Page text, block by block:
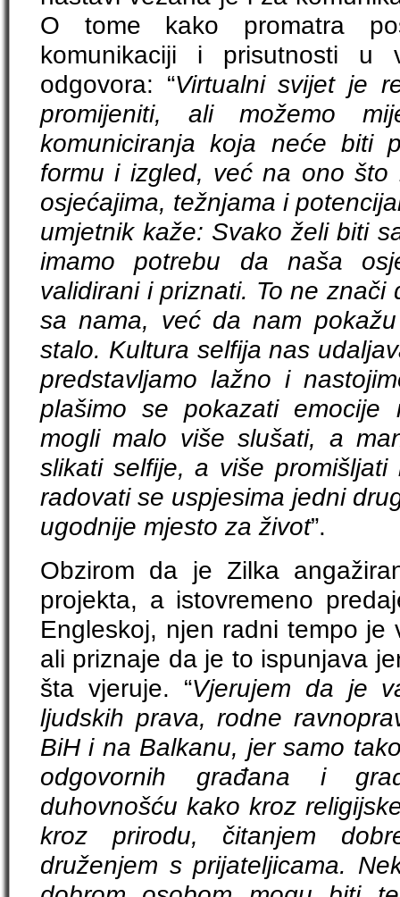
O tome kako promatra
komunikaciji i prisutnosti u
odgovora: “Virtualni svijet je
promijeniti, ali možemo
komuniciranja koja neće biti
formu i izgled, već na ono što
osjećajima, težnjama i
umjetnik kaže: Svako želi biti
imamo potrebu da naša
validirani i priznati. To ne znači
sa nama, već da nam
stalo. Kultura selfija nas
predstavljamo lažno i
plašimo se pokazati emocije
mogli malo više slušati, a
slikati selfije, a više
radovati se uspjesima jedni
ugodnije mjesto za život”.
Obzirom da je Zilka
projekta, a istovremeno
Engleskoj, njen radni tempo je
ali priznaje da je to ispunjava
šta vjeruje. “Vjerujem da je
ljudskih prava, rodne
BiH i na Balkanu, jer samo
odgovornih građana i
duhovnošću kako kroz
kroz prirodu, čitanjem
druženjem s prijateljicama.